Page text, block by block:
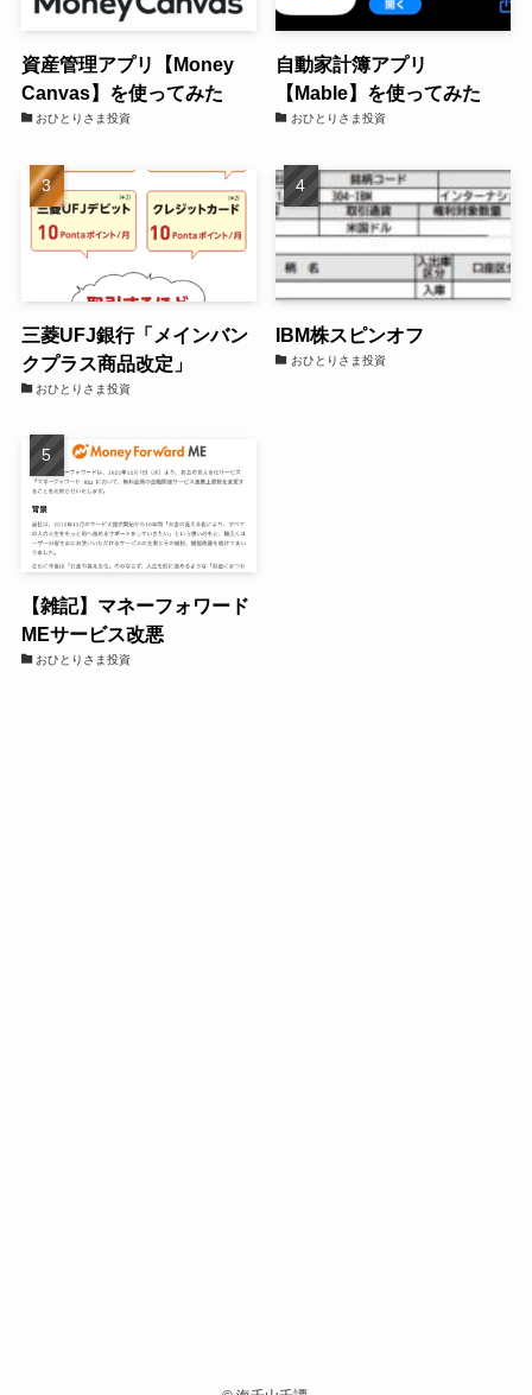
資産管理アプリ【Money
Canvas】を使ってみた
おひとりさま投資
自動家計簿アプリ
【Mable】を使ってみた
おひとりさま投資
三菱UFJ銀行「メインバン
クプラス商品改定」
おひとりさま投資
IBM株スピンオフ
おひとりさま投資
【雑記】マネーフォワード
MEサービス改悪
おひとりさま投資